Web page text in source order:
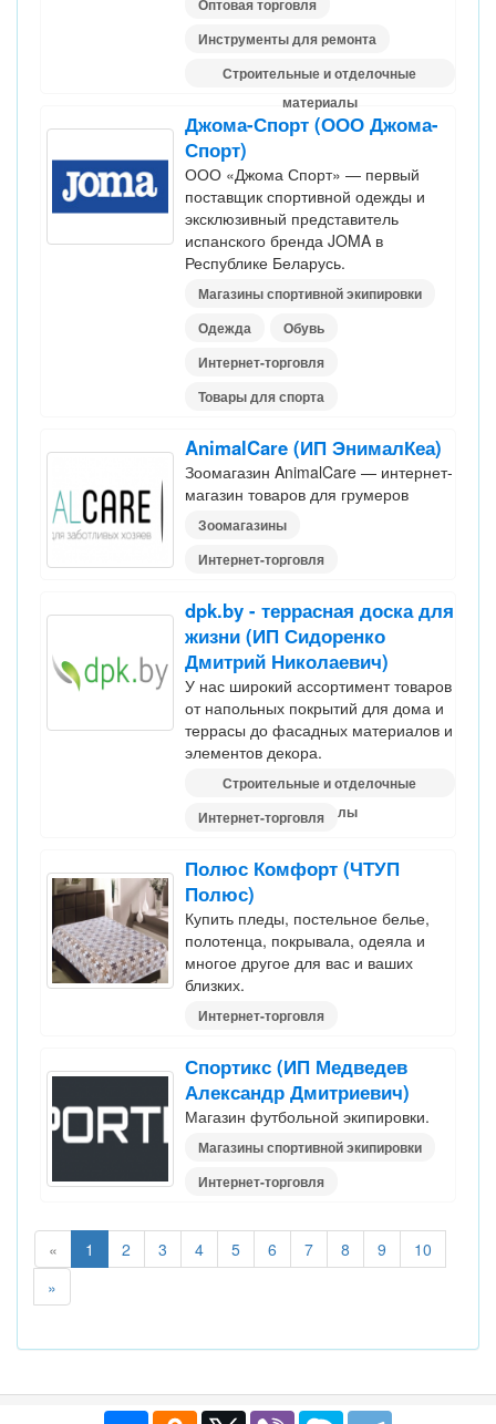
Оптовая торговля
Инструменты для ремонта
Строительные и отделочные
материалы
Джома-Спорт (ООО Джома-
Спорт)
ООО «Джома Спорт» — первый
поставщик спортивной одежды и
эксклюзивный представитель
испанского бренда JOMA в
Республике Беларусь.
Магазины спортивной экипировки
Одежда
Обувь
Интернет-торговля
Товары для спорта
AnimalCare (ИП ЭнималКеа)
Зоомагазин AnimalCare — интернет-
магазин товаров для грумеров
Зоомагазины
Интернет-торговля
dpk.by - террасная доска для
жизни (ИП Сидоренко
Дмитрий Николаевич)
У нас широкий ассортимент товаров
от напольных покрытий для дома и
террасы до фасадных материалов и
элементов декора.
Строительные и отделочные
материалы
Интернет-торговля
Полюс Комфорт (ЧТУП
Полюс)
Купить пледы, постельное белье,
полотенца, покрывала, одеяла и
многое другое для вас и ваших
близких.
Интернет-торговля
Спортикс (ИП Медведев
Александр Дмитриевич)
Магазин футбольной экипировки.
Магазины спортивной экипировки
Интернет-торговля
« 1 2 3 4 5 6 7 8 9
10
»